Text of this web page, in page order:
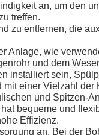
an, um den
treffen.
zu entfernen, die
Anlage, wie
und dem
installiert sein,
einer Vielzahl der
und Spitzen-
bequeme und
Effizienz.
an. Bei der